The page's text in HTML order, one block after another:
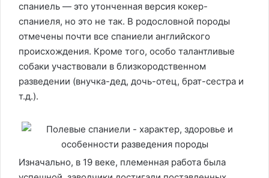
спаниель — это утонченная версия кокер-
спаниеля, но это не так. В родословной породы
отмечены почти все спаниели английского
происхождения. Кроме того, особо талантливые
собаки участвовали в близкородственном
разведении (внучка-дед, дочь-отец, брат-сестра и
т.д.).
Изначально, в 19 веке, племенная работа была